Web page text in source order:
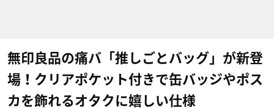
無印良品の痛バ「推しごとバッグ」が新登
場！クリアポケット付きで缶バッジやポス
カを飾れるオタクに嬉しい仕様